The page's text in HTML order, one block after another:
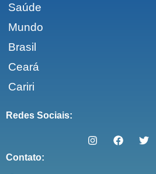
Saúde
Mundo
Brasil
Ceará
Cariri
Redes Sociais:
Contato: